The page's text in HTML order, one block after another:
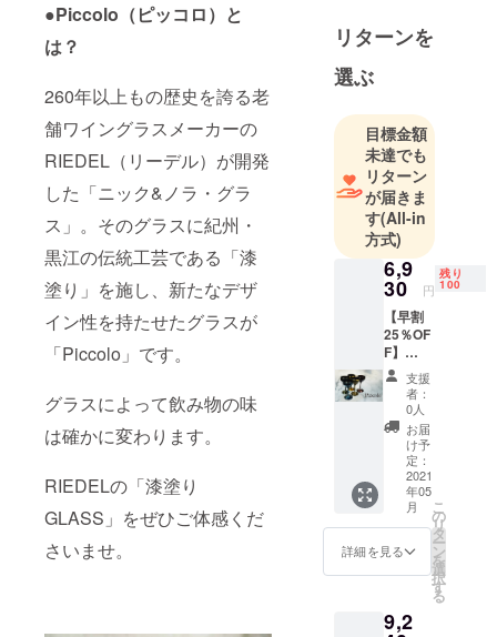
●Piccolo（ピッコロ）と
は？
260年以上もの歴史を誇る老
舗ワイングラスメーカーの
RIEDEL（リーデル）が開発
した「ニック&ノラ・グラ
ス」。そのグラスに紀州・
黒江の伝統工芸である「漆
塗り」を施し、新たなデザ
イン性を持たせたグラスが
「Piccolo」です。
グラスによって飲み物の味
は確かに変わります。
RIEDELの「漆塗り
GLASS」をぜひご体感くだ
さいませ。
シュラン店
などの高級
飲食店やホ
テル、旅館
などに業務
用の高品質
な食器とし
てご利用い
ただいてお
ります。ま
た、お客様
に毎月コー
スがわりに
様々な種類
の食器を
使って欲し
いという思
テーブル
ウェアのサ
ブスクサー
ビス「サラ
カリ」を運
ます。
リターンを
選ぶ
目標金額
未達でも
リターン
が届きま
す(All-in
方式)
6,9
30 円
残り
100
【早割
25％OF
F】
Piccolo
（1脚）
販売予
定価
格：
9,240円
（税
込・送
料込）
25%OF
F
支援
者：
0人
お届
け予
定：
2021
年05
月
詳細を見る
こ
の
リ
タ
ー
ン
を
選
択
す
る
9,2